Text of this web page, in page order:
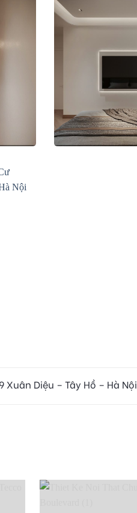
Xuân Diệu – Tây Hồ – Hà Nội